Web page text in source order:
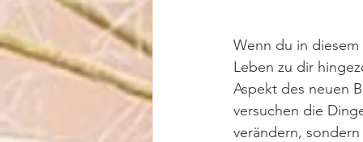
Wenn du in
Leben zu dir
Aspekt des neuen
versuchen die
verändern,